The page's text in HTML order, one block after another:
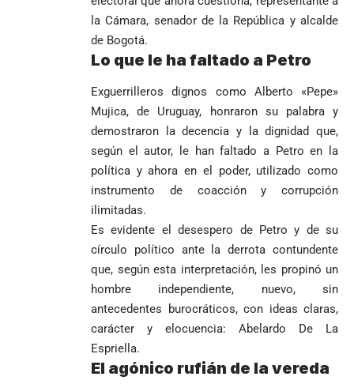
la Cámara, senador de la República y alcalde
de Bogotá.
Lo que le ha faltado a Petro
Exguerrilleros dignos como Alberto «Pepe»
Mujica, de Uruguay, honraron su palabra y
demostraron la decencia y la dignidad que,
según el autor, le han faltado a Petro en la
política y ahora en el poder, utilizado como
instrumento de coacción y corrupción
ilimitadas.
Es evidente el desespero de Petro y de su
círculo político ante la derrota contundente
que, según esta interpretación, les propinó un
hombre independiente, nuevo, sin
antecedentes burocráticos, con ideas claras,
carácter y elocuencia: Abelardo De La
Espriella.
El agónico rufián de la vereda
marcha del 1
Fico Gutiérrez
demanda
nombramiento
Supersalud y
pide
suspensión
inmediata del
cargo
Más de 700
estudiantes
indígenas,
afrodescendientes
y mestizos
campesinos
jornada académica
en Medellín
Diócesis de
Sonsón-Rionegro
rechaza fotos
reconoce el
preconteo,
pero pide
impugnar
y vigilar el
escrutinio
Gustavo Petro
afirma que “no
se puede
proclamar
presidente” y
pide esperar
los
escrutinios
oficiales
Cabral de
Cabo Verde
es elegido el
Mundial 2026
sorprende a
Ecuador en el
último suspiro
y acaba con su
invicto de 19
partidos
Pantalla & Dial.
medios: Nueva
presidencial
presuntamente lo
Medellín: un
camino que no
El papa León XIV
nombra al padre
Diego Luis Rendón
Urrea como nuevo
Más de 700
indígenas,
afrodescendientes
y mestizos
campesinos
inician nueva
jornada académica
en Medellín